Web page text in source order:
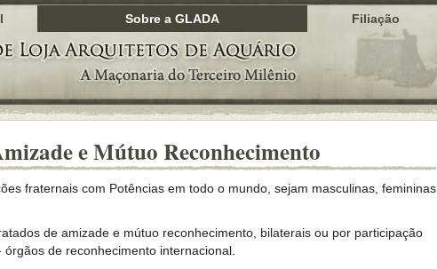
Sobre a GLADA Filiação
e Mútuo Reconhecimento
fraternais com Potências em todo o mundo, sejam masculinas, femininas
de amizade e mútuo reconhecimento, bilaterais ou por participação
órgãos de reconhecimento internacional.